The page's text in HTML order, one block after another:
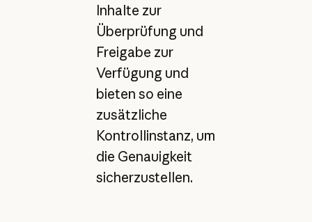
Inhalte zur
Überprüfung und
Freigabe zur
Verfügung und
bieten so eine
zusätzliche
Kontrollinstanz, um
die Genauigkeit
sicherzustellen.